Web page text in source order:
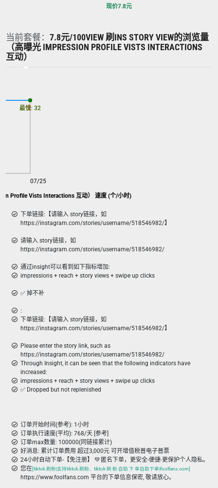
现价7.8元
当前套餐： 7.8元/100VIEW 刷INS STORY VIEW的浏览量
（高曝光 IMPRESSION PROFILE VISTS INTERACTIONS
互动）
Profile Vists Interactions 互动） 速度 (个/小时)
07/25
最慢: 32
最快: 32
下单链接:【请输入 story链接，如
https://instagram.com/stories/username/518546982/】
请输入 story链接，如
https://instagram.com/stories/username/518546982/
通过insight可以看到如下指标增加:
impressions + reach + story views + swipe up clicks
✅ 掉不补
:
下单链接:【请输入 story链接，如
https://instagram.com/stories/username/518546982/】
Please enter the story link, such as
https://instagram.com/stories/username/518546982/
Through Insight, it can be seen that the following indicators have
increased:
impressions + reach + story views + swipe up clicks
✅ Dropped but not replenished
订单开始时间(参考): 1小时
订单执行速度(平均): 768/天 [参考]
订单max数量: 100000(同链接累计)
好消息: 累计订单费用 超过3,000元 可开增值税普电子普票
24小时自动下单-【免注册】 💚 匿名下单，更安全-便捷-更保护个人隐私。
您在[tiktok 刷粉|支持tiktok 刷粉、tiktok 刷 粉 自助 下 单自助下单|foolfans.com]
https://www.foolfans.com 平台的下单信息保密, 敬请放心。